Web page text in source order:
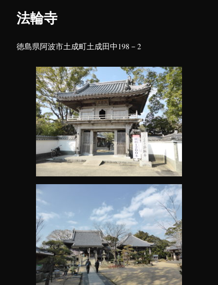
法輪寺
徳島県阿波市土成町土成田中198－2